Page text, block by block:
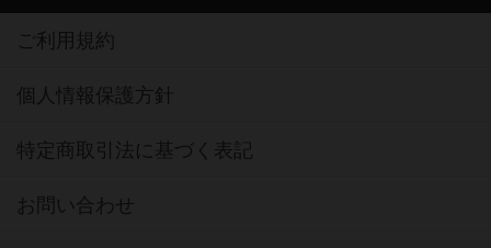
ご利用規約
個人情報保護方針
特定商取引法に基づく表記
お問い合わせ